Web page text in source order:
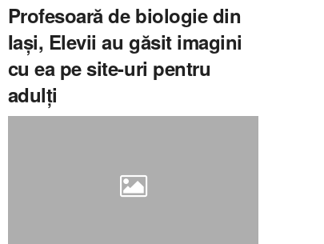
Profesoară de biologie din
Iași, Elevii au găsit imagini
cu ea pe site-uri pentru
adulți